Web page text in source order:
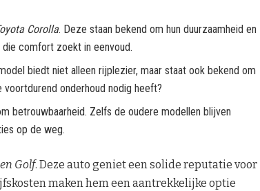
Corolla. Deze staan bekend om hun duurzaamheid en
die comfort zoekt in eenvoud.
biedt niet alleen rijplezier, maar staat ook bekend om
onderhoud nodig heeft?
betrouwbaarheid. Zelfs de oudere modellen blijven
op de weg.
Golf. Deze auto geniet een solide reputatie voor
maken hem een aantrekkelijke optie